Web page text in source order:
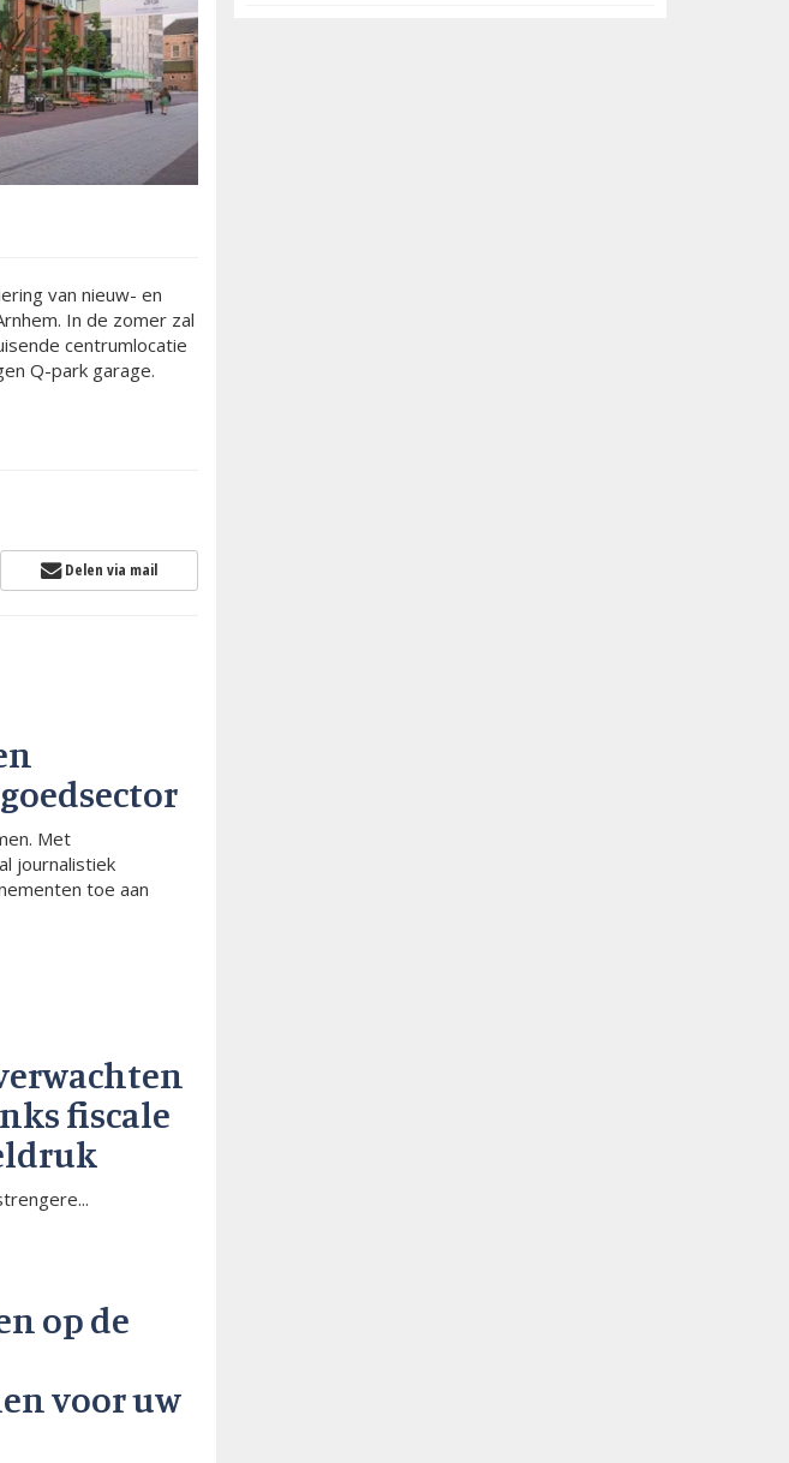
van nieuw- en
In de zomer zal
centrumlocatie
Q-park garage.
Delen via mail
Met
journalistiek
toe aan
fiscale
op de
voor uw